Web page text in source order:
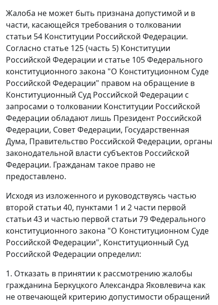
Жалоба не может быть признана допустимой и в
части, касающейся требования о толковании
статьи 54 Конституции Российской Федерации.
Согласно статье 125 (часть 5) Конституции
Российской Федерации и статье 105Федерального
конституционного закона "О Конституционном Суде
Российской Федерации" правом на обращение в
Конституционный Суд Российской Федерации с
запросами о толковании Конституции Российской
Федерации обладают лишь Президент Российской
Федерации, Совет Федерации, Государственная
Дума, Правительство Российской Федерации, органы
законодательной власти субъектов Российской
Федерации. Гражданам такое право не
предоставлено.
Исходя из изложенного и руководствуясь частью
второй статьи 40, пунктами 1 и 2 части первой
статьи 43 и частью первой статьи 79Федерального
конституционного закона "О Конституционном Суде
Российской Федерации", Конституционный Суд
Российской Федерации определил:
1. Отказать в принятии к рассмотрению жалобы
гражданина Беркуцкого Александра Яковлевича как
не отвечающей критерию допустимости обращений